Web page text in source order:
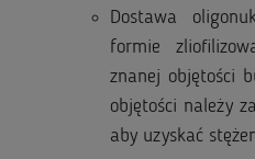
Dostawa
formie
znanej objętości
objętości należy
aby uzyskać